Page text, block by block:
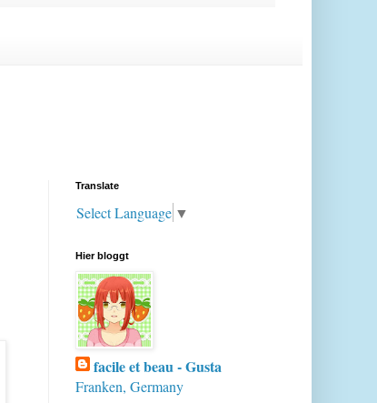
Translate
Select Language ▼
Hier bloggt
facile et beau - Gusta
Franken, Germany